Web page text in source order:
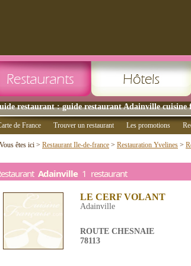
restaurant : guide restaurant Adainville cuisine
de France Trouver un restaurant Les promotions
Vous êtes ici > Restaurant Ile-de-france > Restauration Yvelines >
Adainville 1 restaurant
LE CERF VOLANT
Adainville
ROUTE CHESNAIE
78113